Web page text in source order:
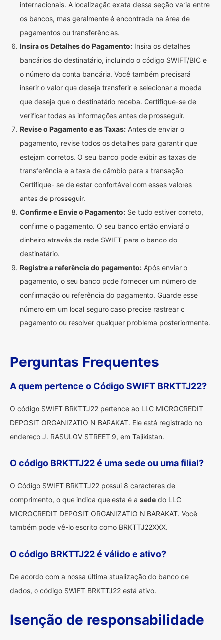
internacionais. A localização exata dessa seção varia entre
os bancos, mas geralmente é encontrada na área de
pagamentos ou transferências.
Insira os Detalhes do Pagamento: Insira os detalhes
bancários do destinatário, incluindo o código SWIFT/BIC e
o número da conta bancária. Você também precisará
inserir o valor que deseja transferir e selecionar a moeda
que deseja que o destinatário receba. Certifique-se de
verificar todas as informações antes de prosseguir.
Revise o Pagamento e as Taxas: Antes de enviar o
pagamento, revise todos os detalhes para garantir que
estejam corretos. O seu banco pode exibir as taxas de
transferência e a taxa de câmbio para a transação.
Certifique- se de estar confortável com esses valores
antes de prosseguir.
Confirme e Envie o Pagamento: Se tudo estiver correto,
confirme o pagamento. O seu banco então enviará o
dinheiro através da rede SWIFT para o banco do
destinatário.
Registre a referência do pagamento: Após enviar o
pagamento, o seu banco pode fornecer um número de
confirmação ou referência do pagamento. Guarde esse
número em um local seguro caso precise rastrear o
pagamento ou resolver qualquer problema posteriormente.
Perguntas Frequentes
A quem pertence o Código SWIFT BRKTTJ22?
O código SWIFT BRKTTJ22 pertence ao LLC MICROCREDIT
DEPOSIT ORGANIZATIO N BARAKAT. Ele está registrado no
endereço J. RASULOV STREET 9, em Tajikistan.
O código BRKTTJ22 é uma sede ou uma filial?
O Código SWIFT BRKTTJ22 possui 8 caracteres de
comprimento, o que indica que esta é a sede do LLC
MICROCREDIT DEPOSIT ORGANIZATIO N BARAKAT. Você
também pode vê-lo escrito como BRKTTJ22XXX.
O código BRKTTJ22 é válido e ativo?
De acordo com a nossa última atualização do banco de
dados, o código SWIFT BRKTTJ22 está ativo.
Isenção de responsabilidade